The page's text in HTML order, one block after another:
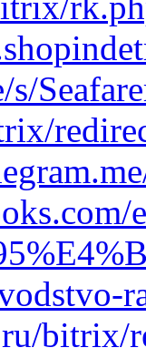
bitrix/